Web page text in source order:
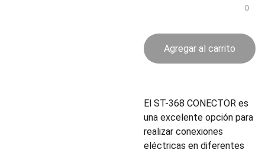
o
Agregar al carrito
El ST-368 CONECTOR es
una excelente opción para
realizar conexiones
eléctricas en diferentes